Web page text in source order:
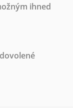
ihned